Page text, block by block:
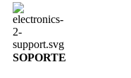
SOPORTE